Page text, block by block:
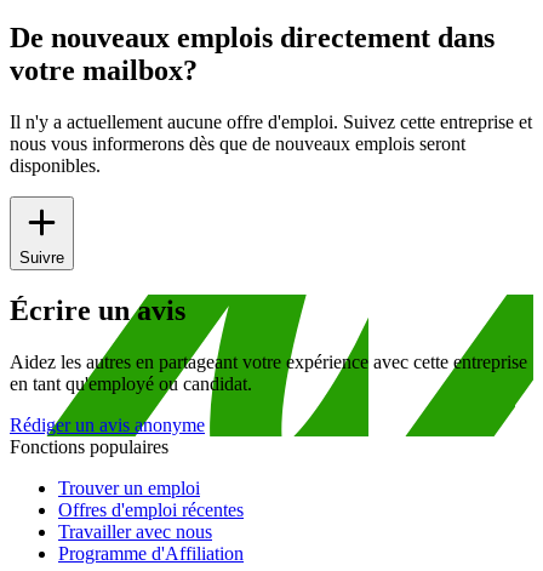
De nouveaux emplois directement dans
votre mailbox?
Il n'y a actuellement aucune offre d'emploi. Suivez cette entreprise et
nous vous informerons dès que de nouveaux emplois seront
disponibles.
Suivre
Écrire un avis
Aidez les autres en partageant votre expérience avec cette entreprise
en tant qu'employé ou candidat.
Rédiger un avis anonyme
Fonctions populaires
Trouver un emploi
Offres d'emploi récentes
Travailler avec nous
Programme d'Affiliation